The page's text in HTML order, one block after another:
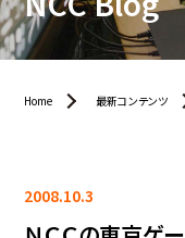
Home 最新コンテンツ
2008.10.3